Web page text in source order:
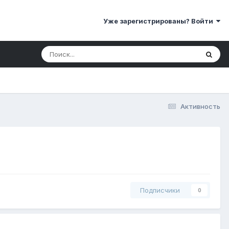
Уже зарегистрированы? Войти
Активность
Подписчики 0